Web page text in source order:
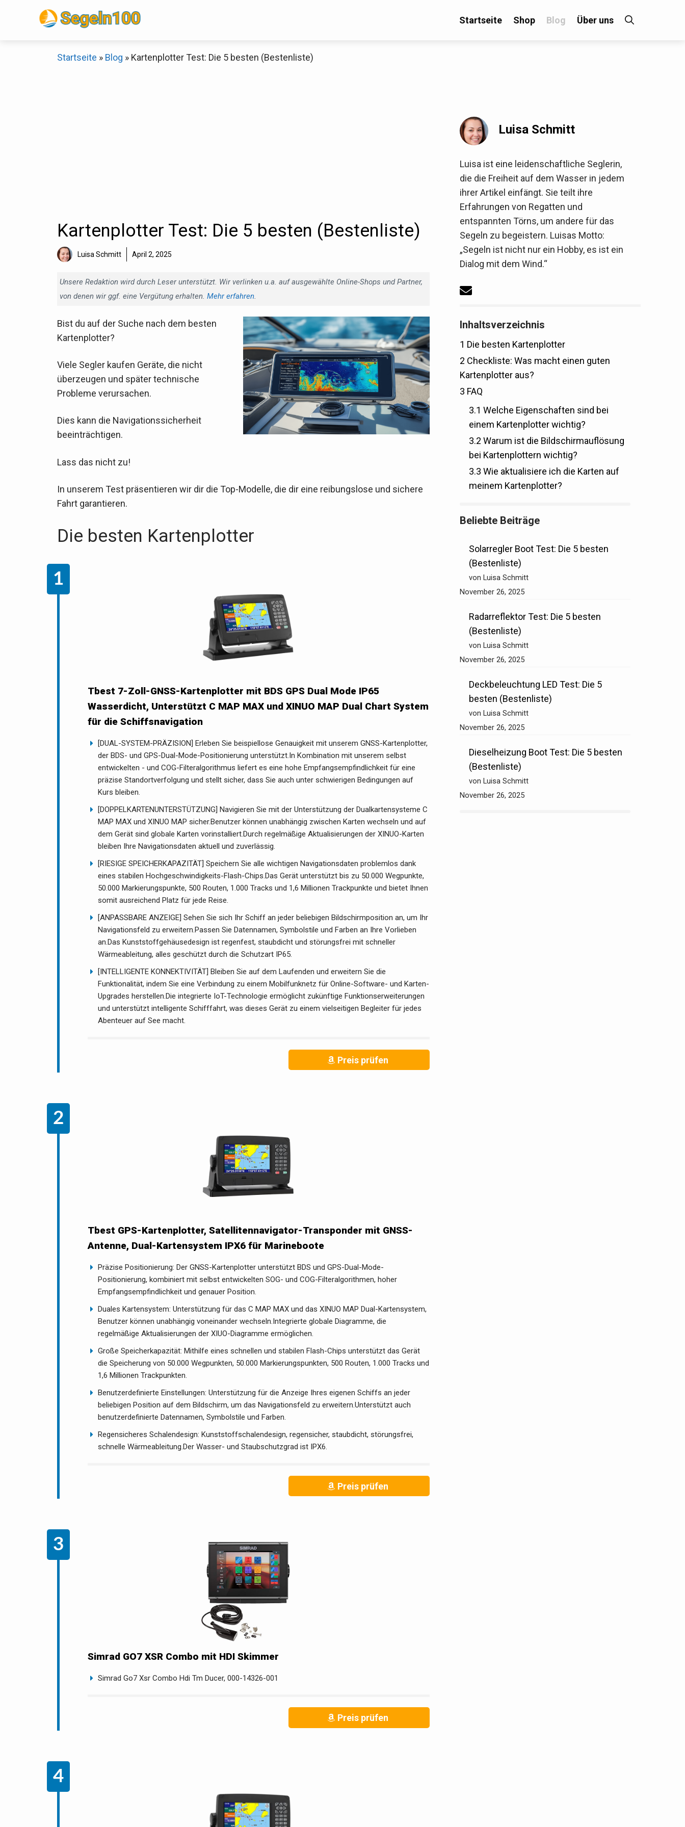
Startseite Shop Blog Über uns
Startseite » Blog » Kartenplotter Test: Die 5 besten (Bestenliste)
Kartenplotter Test: Die 5 besten (Bestenliste)
Luisa Schmitt April 2, 2025
Unsere Redaktion wird durch Leser unterstützt. Wir verlinken u.a. auf ausgewählte Online-Shops und Partner,
von denen wir ggf. eine Vergütung erhalten. Mehr erfahren.
Bist du auf der Suche nach dem besten
Kartenplotter?
Viele Segler kaufen Geräte, die nicht
überzeugen und später technische
Probleme verursachen.
Dies kann die Navigationssicherheit
beeinträchtigen.
Lass das nicht zu!
In unserem Test präsentieren wir dir die Top-Modelle, die dir eine reibungslose und sichere
Fahrt garantieren.
Die besten Kartenplotter
Tbest 7-Zoll-GNSS-Kartenplotter mit BDS GPS Dual Mode IP65
Wasserdicht, Unterstützt C MAP MAX und XINUO MAP Dual Chart System
für die Schiffsnavigation
[DUAL-SYSTEM-PRÄZISION] Erleben Sie beispiellose Genauigkeit mit unserem GNSS-Kartenplotter,
der BDS- und GPS-Dual-Mode-Positionierung unterstützt.In Kombination mit unserem selbst
entwickelten - und COG-Filteralgorithmus liefert es eine hohe Empfangsempfindlichkeit für eine
präzise Standortverfolgung und stellt sicher, dass Sie auch unter schwierigen Bedingungen auf
Kurs bleiben.
[DOPPELKARTENUNTERSTÜTZUNG] Navigieren Sie mit der Unterstützung der Dualkartensysteme C
MAP MAX und XINUO MAP sicher.Benutzer können unabhängig zwischen Karten wechseln und auf
dem Gerät sind globale Karten vorinstalliert.Durch regelmäßige Aktualisierungen der XINUO-Karten
bleiben Ihre Navigationsdaten aktuell und zuverlässig.
[RIESIGE SPEICHERKAPAZITÄT] Speichern Sie alle wichtigen Navigationsdaten problemlos dank
eines stabilen Hochgeschwindigkeits-Flash-Chips.Das Gerät unterstützt bis zu 50.000 Wegpunkte,
50.000 Markierungspunkte, 500 Routen, 1.000 Tracks und 1,6 Millionen Trackpunkte und bietet Ihnen
somit ausreichend Platz für jede Reise.
[ANPASSBARE ANZEIGE] Sehen Sie sich Ihr Schiff an jeder beliebigen Bildschirmposition an, um Ihr
Navigationsfeld zu erweitern.Passen Sie Datennamen, Symbolstile und Farben an Ihre Vorlieben
an.Das Kunststoffgehäusedesign ist regenfest, staubdicht und störungsfrei mit schneller
Wärmeableitung, alles geschützt durch die Schutzart IP65.
[INTELLIGENTE KONNEKTIVITÄT] Bleiben Sie auf dem Laufenden und erweitern Sie die
Funktionalität, indem Sie eine Verbindung zu einem Mobilfunknetz für Online-Software- und Karten-
Upgrades herstellen.Die integrierte IoT-Technologie ermöglicht zukünftige Funktionserweiterungen
und unterstützt intelligente Schifffahrt, was dieses Gerät zu einem vielseitigen Begleiter für jedes
Abenteuer auf See macht.
Preis prüfen
Tbest GPS-Kartenplotter, Satellitennavigator-Transponder mit GNSS-
Antenne, Dual-Kartensystem IPX6 für Marineboote
Präzise Positionierung: Der GNSS-Kartenplotter unterstützt BDS und GPS-Dual-Mode-
Positionierung, kombiniert mit selbst entwickelten SOG- und COG-Filteralgorithmen, hoher
Empfangsempfindlichkeit und genauer Position.
Duales Kartensystem: Unterstützung für das C MAP MAX und das XINUO MAP Dual-Kartensystem,
Benutzer können unabhängig voneinander wechseln.Integrierte globale Diagramme, die
regelmäßige Aktualisierungen der XIUO-Diagramme ermöglichen.
Große Speicherkapazität: Mithilfe eines schnellen und stabilen Flash-Chips unterstützt das Gerät
die Speicherung von 50.000 Wegpunkten, 50.000 Markierungspunkten, 500 Routen, 1.000 Tracks und
1,6 Millionen Trackpunkten.
Benutzerdefinierte Einstellungen: Unterstützung für die Anzeige Ihres eigenen Schiffs an jeder
beliebigen Position auf dem Bildschirm, um das Navigationsfeld zu erweitern.Unterstützt auch
benutzerdefinierte Datennamen, Symbolstile und Farben.
Regensicheres Schalendesign: Kunststoffschalendesign, regensicher, staubdicht, störungsfrei,
schnelle Wärmeableitung.Der Wasser- und Staubschutzgrad ist IPX6.
Preis prüfen
Simrad GO7 XSR Combo mit HDI Skimmer
Simrad Go7 Xsr Combo Hdi Tm Ducer, 000-14326-001
Preis prüfen
Luisa Schmitt
Luisa ist eine leidenschaftliche Seglerin,
die die Freiheit auf dem Wasser in jedem
ihrer Artikel einfängt. Sie teilt ihre
Erfahrungen von Regatten und
entspannten Törns, um andere für das
Segeln zu begeistern. Luisas Motto:
„Segeln ist nicht nur ein Hobby, es ist ein
Dialog mit dem Wind.“
Inhaltsverzeichnis
1 Die besten Kartenplotter
2 Checkliste: Was macht einen guten
Kartenplotter aus?
3 FAQ
3.1 Welche Eigenschaften sind bei
einem Kartenplotter wichtig?
3.2 Warum ist die Bildschirmauflösung
bei Kartenplottern wichtig?
3.3 Wie aktualisiere ich die Karten auf
meinem Kartenplotter?
Beliebte Beiträge
Solarregler Boot Test: Die 5 besten
(Bestenliste)
von Luisa Schmitt
November 26, 2025
Radarreflektor Test: Die 5 besten
(Bestenliste)
von Luisa Schmitt
November 26, 2025
Deckbeleuchtung LED Test: Die 5
besten (Bestenliste)
von Luisa Schmitt
November 26, 2025
Dieselheizung Boot Test: Die 5 besten
(Bestenliste)
von Luisa Schmitt
November 26, 2025
Schaue dir jetzt die meistverkauften Produkte im Sale bei Decathlon an!